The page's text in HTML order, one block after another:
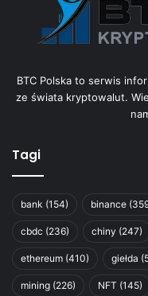
BTC Polska to serwis
ze świata kryptowalut.
Tagi
bank (154) binance
cbdc (236) chiny (247)
ethereum (410) giełda
mining (226) NFT (145)